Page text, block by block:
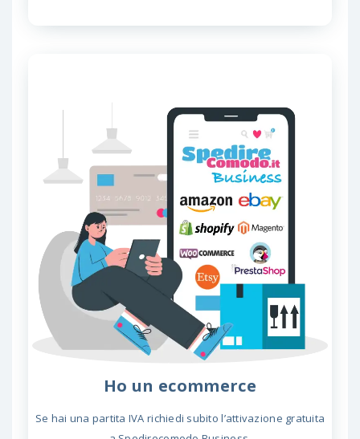
Ho un ecommerce
Se hai una partita IVA richiedi subito l’attivazione gratuita